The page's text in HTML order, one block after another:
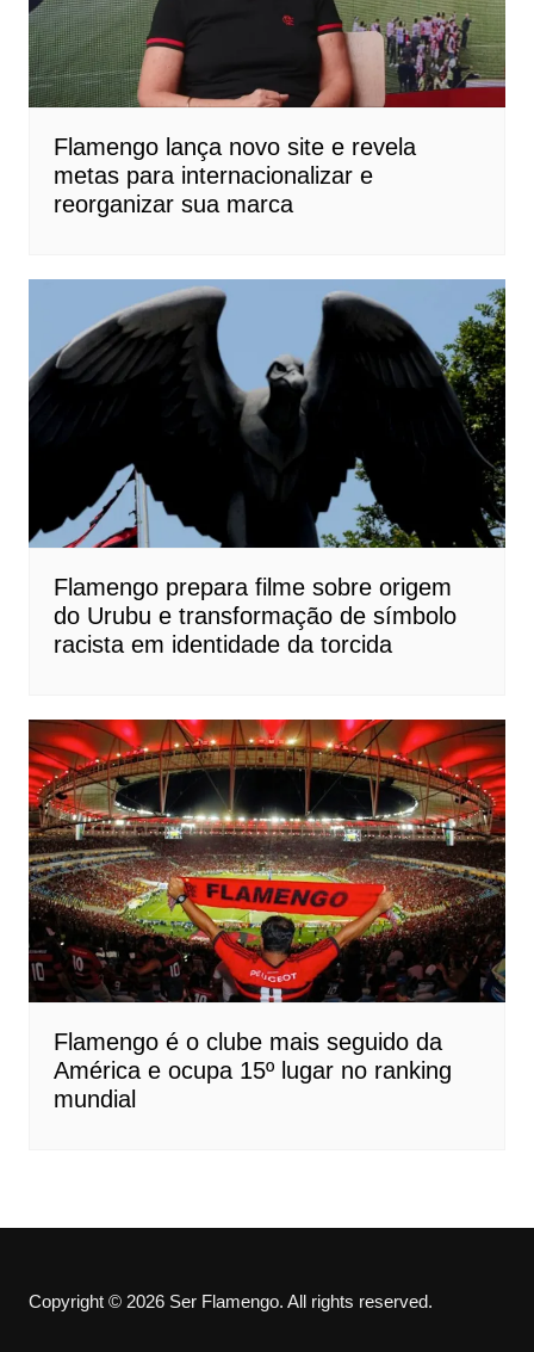
Flamengo lança novo site e revela
metas para internacionalizar e
reorganizar sua marca
Flamengo prepara filme sobre origem
do Urubu e transformação de símbolo
racista em identidade da torcida
Flamengo é o clube mais seguido da
América e ocupa 15º lugar no ranking
mundial
Copyright © 2026 Ser Flamengo. All rights reserved.